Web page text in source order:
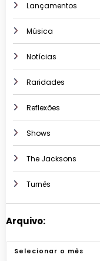
Lançamentos
Música
Notícias
Raridades
Reflexões
Shows
The Jacksons
Turnês
Arquivo:
Arquivos